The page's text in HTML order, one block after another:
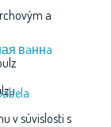
вaннa
a
v súvislosti s